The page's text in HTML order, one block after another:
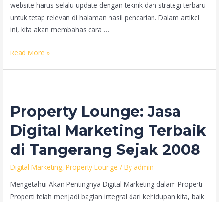
website harus selalu update dengan teknik dan strategi terbaru
untuk tetap relevan di halaman hasil pencarian. Dalam artikel
ini, kita akan membahas cara …
Cara
dan
Strategi
Terbaru
Read More »
Property Lounge: Jasa
Digital Marketing Terbaik
di Tangerang Sejak 2008
Digital Marketing,Property Lounge / By admin
Mengetahui Akan Pentingnya Digital Marketing dalam Properti
Properti telah menjadi bagian integral dari kehidupan kita, baik